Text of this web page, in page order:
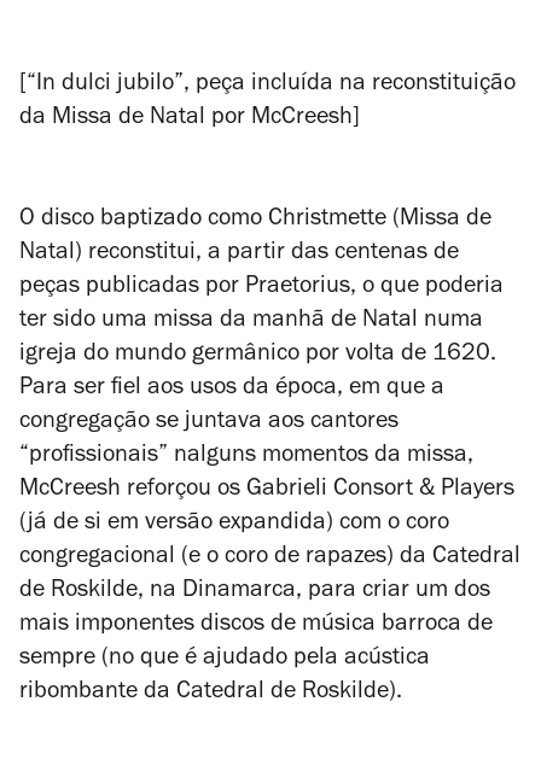
[“In dulci jubilo”, peça incluída na reconstituição
da Missa de Natal por McCreesh]
O disco baptizado como Christmette (Missa de
Natal) reconstitui, a partir das centenas de
peças publicadas por Praetorius, o que poderia
ter sido uma missa da manhã de Natal numa
igreja do mundo germânico por volta de 1620.
Para ser fiel aos usos da época, em que a
congregação se juntava aos cantores
“profissionais” nalguns momentos da missa,
McCreesh reforçou os Gabrieli Consort & Players
(já de si em versão expandida) com o coro
congregacional (e o coro de rapazes) da Catedral
de Roskilde, na Dinamarca, para criar um dos
mais imponentes discos de música barroca de
sempre (no que é ajudado pela acústica
ribombante da Catedral de Roskilde).